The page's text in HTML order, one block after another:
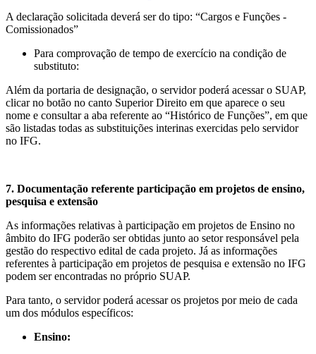
A declaração solicitada deverá ser do tipo: “Cargos e Funções -
Comissionados”
Para comprovação de tempo de exercício na condição de
substituto:
Além da portaria de designação, o servidor poderá acessar o SUAP,
clicar no botão no canto Superior Direito em que aparece o seu
nome e consultar a aba referente ao “Histórico de Funções”, em que
são listadas todas as substituições interinas exercidas pelo servidor
no IFG.
7. Documentação referente participação em projetos de ensino,
pesquisa e extensão
As informações relativas à participação em projetos de Ensino no
âmbito do IFG poderão ser obtidas junto ao setor responsável pela
gestão do respectivo edital de cada projeto. Já as informações
referentes à participação em projetos de pesquisa e extensão no IFG
podem ser encontradas no próprio SUAP.
Para tanto, o servidor poderá acessar os projetos por meio de cada
um dos módulos específicos:
Ensino: